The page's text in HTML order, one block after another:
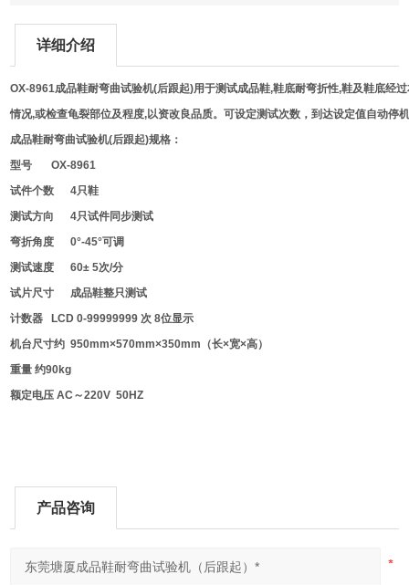
详细介绍
OX-8961成品鞋耐弯曲试验机(后跟起)用于测试成品鞋,鞋底耐弯折性,鞋及鞋底经
情况,或检查龟裂部位及程度,以资改良品质。可设定测试次数，到达设定值自动停
成品鞋耐弯曲试验机(后跟起)规格：
型号 OX-8961
试件个数 4只鞋
测试方向 4只试件同步测试
弯折角度 0°-45°可调
测试速度 60± 5次/分
试片尺寸
成品鞋整只测试
计数器 LCD 0-99999999次 8位显示
机台尺寸约 950mm×570mm×350mm （长×宽×高）
重量 约90kg
额定电压 AC～220V 50HZ
产品咨询